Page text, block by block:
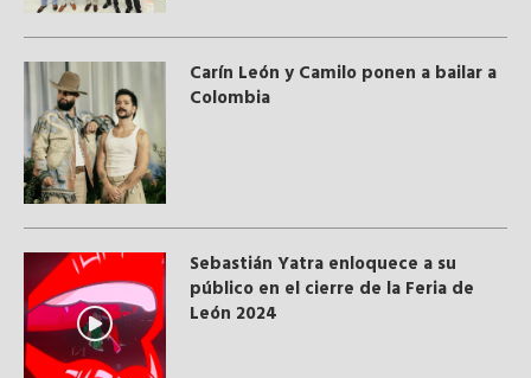
Carín León y Camilo ponen a bailar a
Colombia
Sebastián Yatra enloquece a su
público en el cierre de la Feria de
León 2024